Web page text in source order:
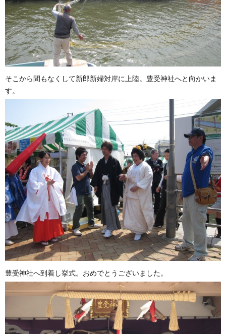
そこから間もなくして新郎新婦対岸に上陸。豊受神社へと向かいま
す。
豊受神社へ到着し挙式。おめでとうございました。